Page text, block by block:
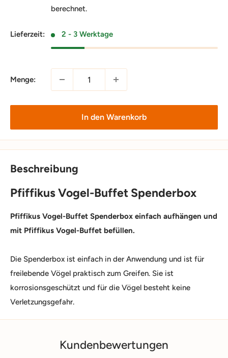
berechnet.
Lieferzeit: 2 - 3 Werktage
Menge:
In den Warenkorb
Beschreibung
Pfiffikus Vogel-Buffet Spenderbox
Pfiffikus Vogel-Buffet Spenderbox einfach aufhängen und
mit Pfiffikus Vogel-Buffet befüllen.
Die Spenderbox ist einfach in der Anwendung und ist für
freilebende Vögel praktisch zum Greifen. Sie ist
korrosionsgeschützt und für die Vögel besteht keine
Verletzungsgefahr.
Kundenbewertungen